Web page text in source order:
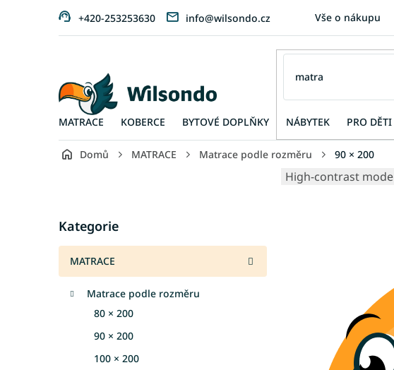
+420-253253630 info@wilsondo.cz Vše o nákupu
MATRACE KOBERCE BYTOVÉ DOPLŇKY NÁBYTEK PRO DĚTI
Domů MATRACE Matrace podle rozměru 90 × 200
t
r
a
kategorie
Kategorie
MATRACE
Matrace podle rozměru
80 × 200
90 × 200
100 × 200
High-contrast mode